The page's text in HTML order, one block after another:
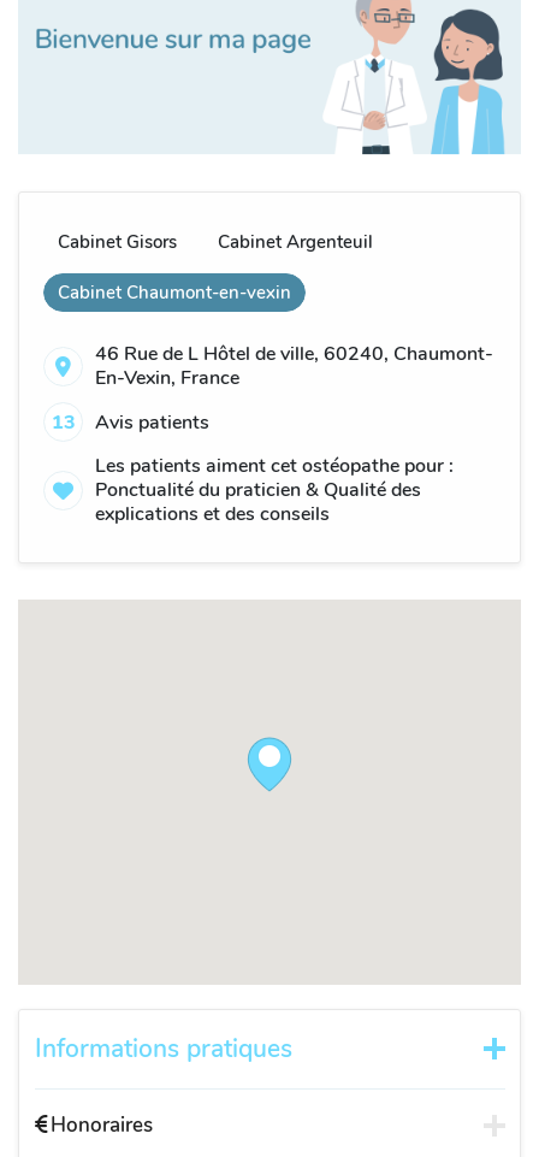
Cabinet Gisors Cabinet Argenteuil
Cabinet Chaumont-en-vexin
46 Rue de L Hôtel de ville, 60240, Chaumont-
En-Vexin, France
13
Avis patients
Les patients aiment cet ostéopathe pour :
Ponctualité du praticien & Qualité des
explications et des conseils
Informations pratiques
Honoraires